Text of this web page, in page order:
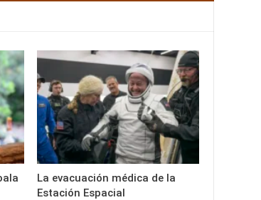
La evacuación médica de la
Estación Espacial